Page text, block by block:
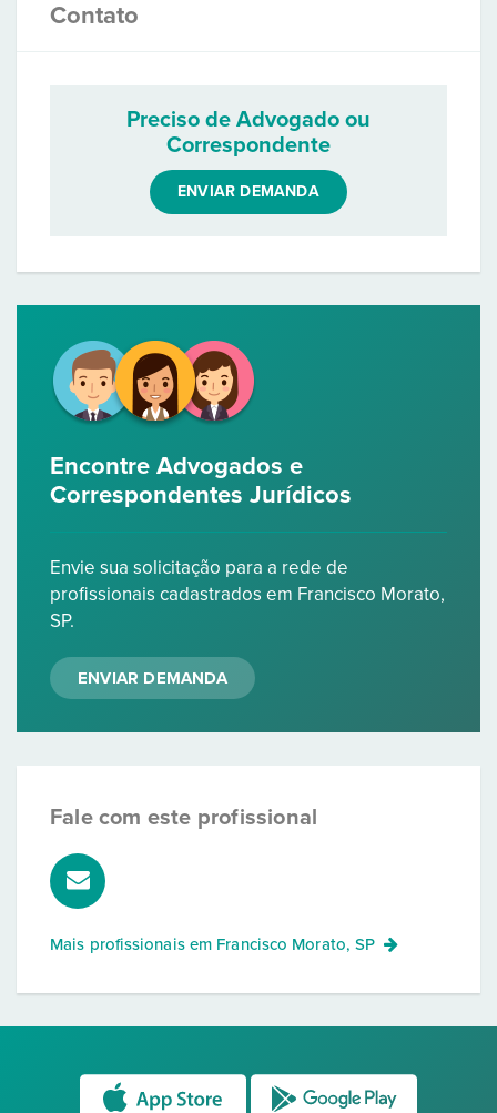
Contato
Preciso de Advogado ou
Correspondente
ENVIAR DEMANDA
Encontre Advogados e
Correspondentes Jurídicos
Envie sua solicitação para a rede de
profissionais cadastrados em Francisco Morato,
SP.
ENVIAR DEMANDA
Fale com este profissional
Mais profissionais em Francisco Morato, SP